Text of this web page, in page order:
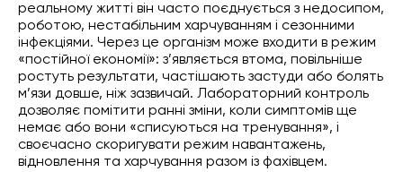
реальному житті він часто поєднується з недосипом,
роботою, нестабільним харчуванням і сезонними
інфекціями. Через це організм може входити в режим
«постійної економії»: з’являється втома, повільніше
ростуть результати, частішають застуди або болять
м’язи довше, ніж зазвичай. Лабораторний контроль
дозволяє помітити ранні зміни, коли симптомів ще
немає або вони «списуються на тренування», і
своєчасно скоригувати режим навантажень,
відновлення та харчування разом із фахівцем.